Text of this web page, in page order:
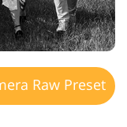
Raw Preset